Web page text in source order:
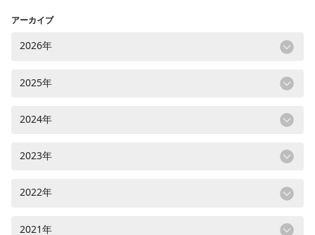
アーカイブ
2026年
2025年
2024年
2023年
2022年
2021年